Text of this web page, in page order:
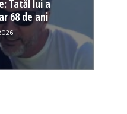
Tatăl lui a
68 de ani